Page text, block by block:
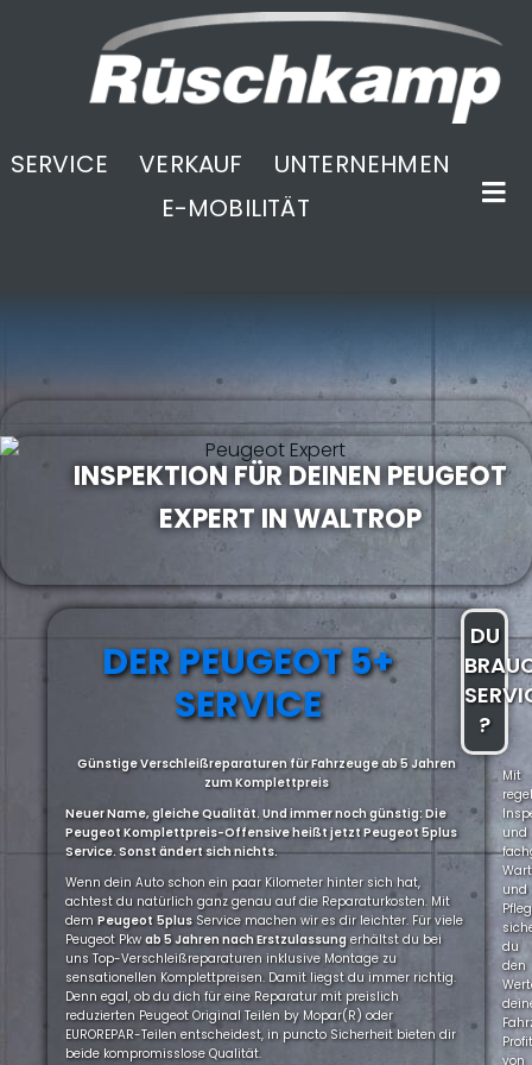
SERVICE VERKAUF
UNTERNEHMEN
E-MOBILITÄT
.
INSPEKTION FÜR DEINEN PEUGEOT
EXPERT IN WALTROP
DER PEUGEOT 5+
SERVICE
Günstige Verschleißreparaturen für Fahrzeuge ab 5 Jahren
zum Komplettpreis
Neuer Name, gleiche Qualität. Und immer noch günstig: Die
Peugeot Komplettpreis-Offensive heißt jetzt Peugeot 5plus
Service. Sonst ändert sich nichts.
Wenn dein Auto schon ein paar Kilometer hinter sich hat,
achtest du natürlich ganz genau auf die Reparaturkosten. Mit
dem Peugeot 5plusService machen wir es dir leichter. Für viele
Peugeot Pkwab 5 Jahren nach Erstzulassungerhältst du bei
uns Top-Verschleißreparaturen inklusive Montage zu
sensationellen Komplettpreisen. Damit liegst du immer richtig.
Denn egal, ob du dich für eine Reparatur mit preislich
reduzierten Peugeot Original Teilen by Mopar(R) oder
EUROREPAR-Teilen entscheidest, in puncto Sicherheit bieten dir
beide kompromisslose Qualität.
DU
?
Mit
und
und
du
den
von